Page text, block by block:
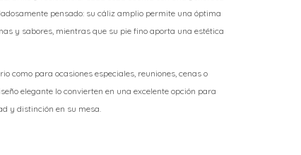
pensado: su cáliz amplio permite una óptima
y sabores, mientras que su pie fino aporta una estética
como para ocasiones especiales, reuniones, cenas o
elegante lo convierten en una excelente opción para
y distinción en su mesa.